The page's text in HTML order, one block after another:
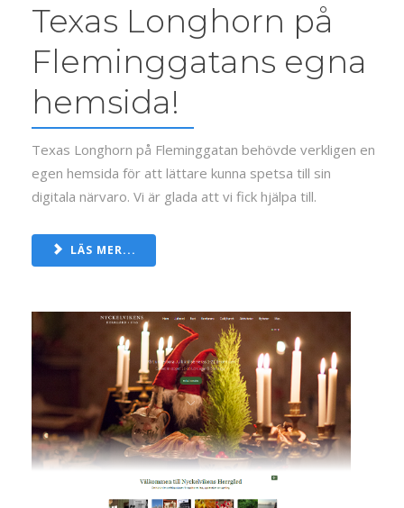
Texas Longhorn på
Fleminggatans egna
hemsida!
Texas Longhorn på Fleminggatan behövde verkligen en
egen hemsida för att lättare kunna spetsa till sin
digitala närvaro. Vi är glada att vi fick hjälpa till.
LÄS MER...